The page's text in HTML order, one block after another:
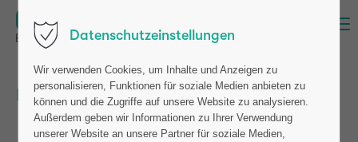
Patienten (Test)
Datenschutzeinstellungen
Wir verwenden Cookies, um Inhalte und Anzeigen zu
personalisieren, Funktionen für soziale Medien anbieten zu
können und die Zugriffe auf unsere Website zu analysieren.
Außerdem geben wir Informationen zu Ihrer Verwendung
unserer Website an unsere Partner für soziale Medien,